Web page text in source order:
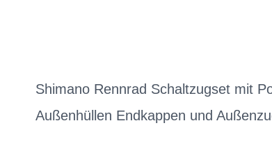
Shimano Rennrad Schaltzugset mit
Außenhüllen Endkappen und